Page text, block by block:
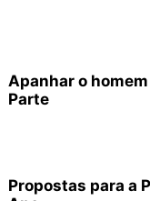
Apanhar o
Parte
Propostas para a